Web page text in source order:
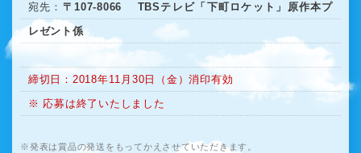
宛先： 〒107-8066 TBSテレビ「下町ロケット」原作本プ
レゼント係
締切日：2018年11月30日（金）消印有効
※ 応募は終了いたしました
発表は賞品の発送をもってかえさせていただきます。